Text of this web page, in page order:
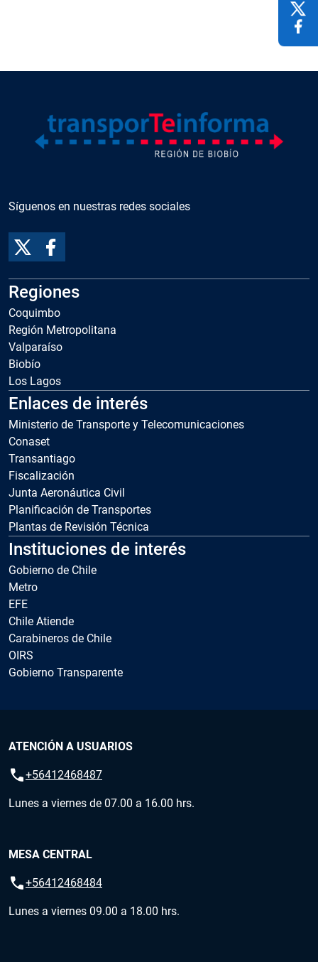
Síguenos en nuestras redes sociales
Regiones
Coquimbo
Región Metropolitana
Valparaíso
Biobío
Los Lagos
Enlaces de interés
Ministerio de Transporte y Telecomunicaciones
Conaset
Transantiago
Fiscalización
Junta Aeronáutica Civil
Planificación de Transportes
Plantas de Revisión Técnica
Instituciones de interés
Gobierno de Chile
Metro
EFE
Chile Atiende
Carabineros de Chile
OIRS
Gobierno Transparente
ATENCIÓN A USUARIOS
call+56412468487
Lunes a viernes de 07.00 a 16.00 hrs.
MESA CENTRAL
call+56412468484
Lunes a viernes 09.00 a 18.00 hrs.